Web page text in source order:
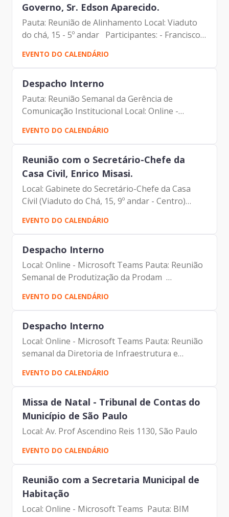
Governo, Sr. Edson Aparecido.
Pauta: Reunião de Alinhamento Local: Viaduto
do chá, 15 - 5º andar Participantes: - Francisco
Forbes – Presidente | Prodam-SP - Edson
Aparecido - Secretário Municipal de Governo
EVENTO DO CALENDÁRIO
Despacho Interno
Pauta: Reunião Semanal da Gerência de
Comunicação Institucional Local: Online -
Microsoft Teams Participantes: - Francisco
Forbes – Presidente | Prodam-SP - André
Tomiatto - Assessor da...
EVENTO DO CALENDÁRIO
Reunião com o Secretário-Chefe da
Casa Civil, Enrico Misasi.
Local: Gabinete do Secretário-Chefe da Casa
Cívil (Viaduto do Chá, 15, 9º andar - Centro)
Pauta: Reunião de Alinhamento Participantes:
- Francisco Forbes – Presidente | Prodam-SP -
André...
EVENTO DO CALENDÁRIO
Despacho Interno
Local: Online - Microsoft Teams Pauta: Reunião
Semanal de Produtização da Prodam
Participantes: - Francisco Forbes - Presidente |
Prodam-SP - André Tomiatto - Assessor da
Presidência | Prodam-SP...
EVENTO DO CALENDÁRIO
Despacho Interno
Local: Online - Microsoft Teams Pauta: Reunião
semanal da Diretoria de Infraestrutura e
Tecnologia Participantes: - Francisco Forbes -
Presidente | Prodam-SP - André Tomiatto -
Assessor da...
EVENTO DO CALENDÁRIO
Missa de Natal - Tribunal de Contas do
Município de São Paulo
Local: Av. Prof Ascendino Reis 1130, São Paulo
EVENTO DO CALENDÁRIO
Reunião com a Secretaria Municipal de
Habitação
Local: Online - Microsoft Teams Pauta: BIM